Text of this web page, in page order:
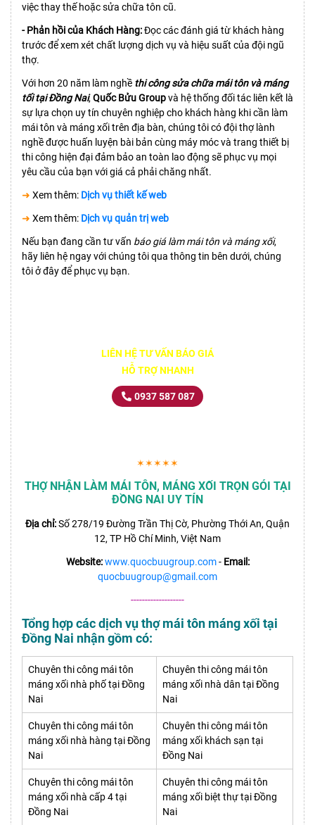
việc thay thế hoặc sửa chữa tôn cũ.
- Phản hồi của Khách Hàng:Đọc các đánh giá từ khách hàng
trước để xem xét chất lượng dịch vụ và hiệu suất của đội ngũ
thợ.
Với hơn 20 năm làm nghề thi công sửa chữa mái tôn và máng
tối tại Đồng Nai,Quốc Bửu Groupvà hệ thống đối tác liên kết là
sự lựa chọn uy tín chuyên nghiệp cho khách hàng khi cần làm
mái tôn và máng xối trên địa bàn, chúng tôi có đội thợ lành
nghề được huấn luyện bài bản cùng máy móc và trang thiết bị
thi công hiện đại đảm bảo an toàn lao động sẽ phục vụ mọi
yêu cầu của bạn với giá cả phải chăng nhất.
➜ Xem thêm: Dịch vụ thiết kế web
➜ Xem thêm: Dịch vụ quản trị web
Nếu bạn đang cần tư vấn báo giá làm mái tôn và máng xối,
hãy liên hệ ngay với chúng tôi qua thông tin bên dưới, chúng
tôi ở đây để phục vụ bạn.
LIÊN HỆ TƯ VẤN BÁO GIÁ
HỖ TRỢ NHANH
0937 587 087
✶✶✶✶✶
THỢ NHẬN LÀM MÁI TÔN, MÁNG XỐI TRỌN GÓI TẠI
ĐỒNG NAI UY TÍN
Địa chỉ:Số 278/19 Đường Trần Thị Cờ, Phường Thới An, Quận
12, TP Hồ Chí Minh, Việt Nam
Website: www.quocbuugroup.com- Email:
quocbuugroup@gmail.com
-------------------
Tổng hợp các dịch vụ thợ mái tôn máng xối tại
Đồng Nai nhận gồm có:
Chuyên thi công mái tôn
máng xối nhà phố tại Đồng
Nai
Chuyên thi công mái tôn
máng xối nhà dân tại Đồng
Nai
Chuyên thi công mái tôn
máng xối nhà hàng tại Đồng
Nai
Chuyên thi công mái tôn
máng xối khách sạn tại
Đồng Nai
Chuyên thi công mái tôn
máng xối nhà cấp 4 tại
Đồng Nai
Chuyên thi công mái tôn
máng xối biệt thự tại Đồng
Nai